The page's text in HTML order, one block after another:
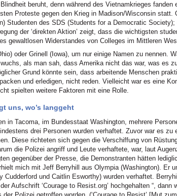
beruht, denn während des Vietnamkrieges fanden
Proteste gegen den Krieg in Madison/Wisconsin statt.
Studenten des SDS (Students for a Democratic Society);
der ‘direkten Aktion’ zeigt, dass die wichtigsten
gewaltlosen Widerstandes von Colleges im Mittleren
oder Grinell (Iowa), um nur einige Namen zu nennen.
als man sah, dass Amerika nicht das war, was es
Grund könnte sein, dass arbeitende Menschen
und erledigen, nicht reden. Vielleicht war es eine
spielten weitere Faktoren mit eine Rolle.
uns, wo’s langgeht
in Tacoma, im Bundesstaat Washington, mehrere
drei Personen wurden verhaftet. Zuvor war es zu
Diese richteten sich gegen die Verschiffung von
die Polizei angriff und Leute verhaftete, war, laut
gegenüber der Presse, die Demonstranten hätten
mich mit Jeff Berryhill aus Olympia (Washington). Er
Cudderford und Caitlin Esworthy) wurden verhaftet.
Aufschrift ‘Courage to Resist.org’ hochgehalten “, dann